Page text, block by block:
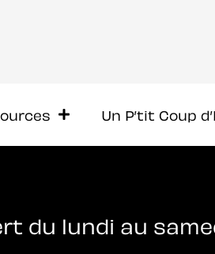
Un P’tit Coup
du lundi au